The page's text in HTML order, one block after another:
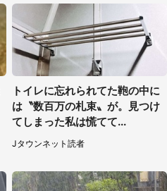
トイレに忘れられてた鞄の中に
は〝数百万の札束〟が。見つけ
てしまった私は慌てて...
Jタウンネット読者